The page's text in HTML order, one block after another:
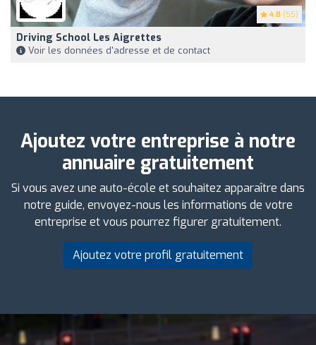
4.8 (55)
Driving School Les Aigrettes
Voir les données d'adresse et de contact
Ajoutez votre entreprise à notre
annuaire gratuitement
Si vous avez une auto-école et souhaitez apparaître dans
notre guide, envoyez-nous les informations de votre
entreprise et vous pourrez figurer gratuitement.
Ajoutez votre profil gratuitement